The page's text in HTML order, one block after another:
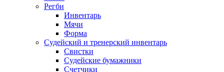
Регби
Инвентарь
Мячи
Форма
Судейский и тренерский инвентарь
Свистки
Судейские бумажники
Счетчики